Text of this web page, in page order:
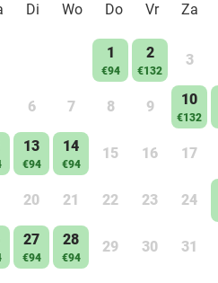
Di Wo Do Vr Za
1
€94
2
€132
3
6 7 8 9 10
€132
13
€94
14
€94
15 16 17
20 21 22 23 24
27
€94
28
€94
29 30 31